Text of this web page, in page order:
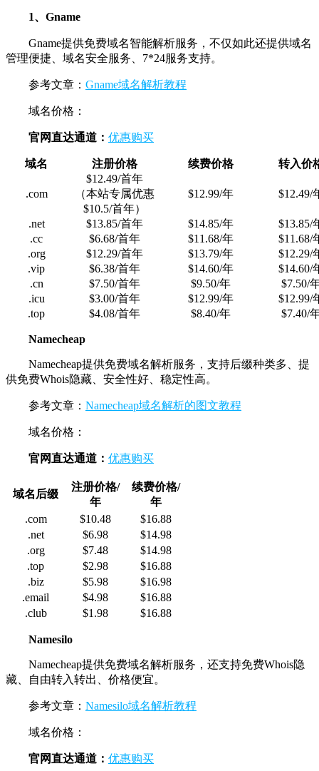
1、Gname
Gname提供免费域名智能解析服务，不仅如此还提供域名
管理便捷、域名安全服务、7*24服务支持。
参考文章： Gname域名解析教程
域名价格：
官网直达通道： 优惠购买
域名 注册价格 续费价格 转入价
.com
$12.49/首年
（本站专属优惠
$10.5/首年）
$12.99/年 $12.49/
.net $13.85/首年 $14.85/年
$13.85/
.cc
$6.68/首年 $11.68/年
$11.68/
.org
$12.29/首年 $13.79/年
$12.29/
.vip
$6.38/首年 $14.60/年
$14.60/
.cn
$7.50/首年 $9.50/年
$7.50/
.icu
$3.00/首年 $12.99/年
$12.99/
.top
$4.08/首年 $8.40/年 $7.40/
Namecheap
Namecheap提供免费域名解析服务，支持后缀种类多、提
供免费Whois隐藏、安全性好、稳定性高。
参考文章： Namecheap域名解析的图文教程
域名价格：
官网直达通道： 优惠购买
域名后缀
注册价格/
年
续费价格/
年
.com
$10.48
$16.88
.net
$6.98
$14.98
.org
$7.48
$14.98
.top
$2.98
$16.88
.biz
$5.98
$16.98
.email
$4.98
$16.88
.club
$1.98 $16.88
Namesilo
Namecheap提供免费域名解析服务，还支持免费Whois隐
藏、自由转入转出、价格便宜。
参考文章： Namesilo域名解析教程
域名价格：
官网直达通道： 优惠购买